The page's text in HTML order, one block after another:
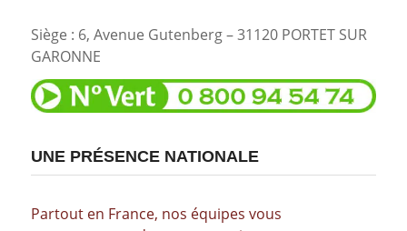
Siège : 6, Avenue Gutenberg – 31120 PORTET SUR
GARONNE
UNE PRÉSENCE NATIONALE
Partout en France, nos équipes vous